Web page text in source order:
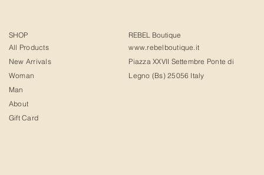
SHOP
All Products
New Arrivals
Woman
Man
About
Gift Card
REBEL Boutique
www.rebelboutique.it
Piazza XXVII Settembre Ponte di
Legno (Bs) 25056 Italy